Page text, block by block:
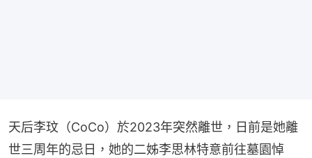
天后李玟（CoCo）於2023年突然離世，日前是她離
世三周年的忌日，她的二姊李思林特意前往墓園悼